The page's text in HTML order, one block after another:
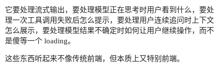
它要处理流式输出，要处理模型正在思考时用户看到什么，要处
理一次工具调用失败后怎么提示，要处理用户连续追问时上下文
怎么展示，要处理模型结果不确定时如何让用户继续操作，而不
是傻等一个 loading。
这些东西听起来不像传统前端，但本质上又特别前端。